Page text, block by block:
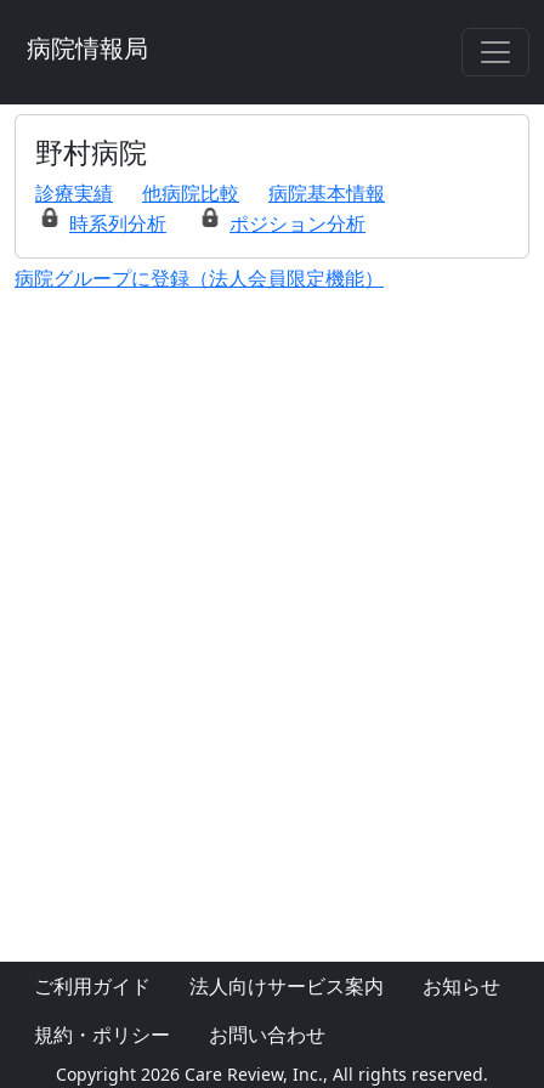
病院情報局
野村病院
診療実績 他病院比較
病院基本情報
時系列分析
ポジション分析
病院グループに登録（法人会員限定機能）
ご利用ガイド 法人向けサービス案内
お知らせ
規約・ポリシー
お問い合わせ
Copyright 2026 Care Review, Inc., All rights reserved.